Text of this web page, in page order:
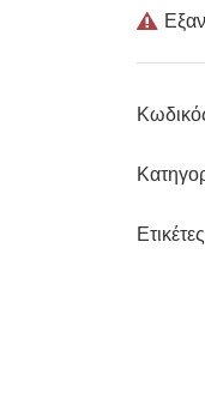
Ετικέτες